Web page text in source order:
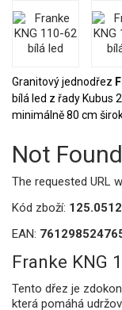
Granitový jednodřez
bílá led z řady Kubus
minimálně 80 cm
Not Found
The requested URL
Kód zboží:
EAN:
Franke KNG
Tento dřez je
která pomáhá